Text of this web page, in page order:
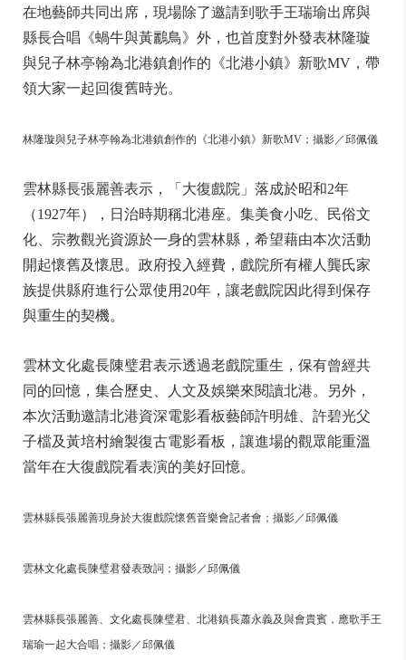
在地藝師共同出席，現場除了邀請到歌手王瑞瑜出席與
縣長合唱《蝸牛與黃鸝鳥》外，也首度對外發表林隆璇
與兒子林亭翰為北港鎮創作的《北港小鎮》新歌MV，帶
領大家一起回復舊時光。
林隆璇與兒子林亭翰為北港鎮創作的《北港小鎮》新歌MV；攝影／邱佩儀
雲林縣長張麗善表示，「大復戲院」落成於昭和2年
（1927年），日治時期稱北港座。集美食小吃、民俗文
化、宗教觀光資源於一身的雲林縣，希望藉由本次活動
開起懷舊及懷思。政府投入經費，戲院所有權人龔氏家
族提供縣府進行公眾使用20年，讓老戲院因此得到保存
與重生的契機。
雲林文化處長陳璧君表示透過老戲院重生，保有曾經共
同的回憶，集合歷史、人文及娛樂來閱讀北港。另外，
本次活動邀請北港資深電影看板藝師許明雄、許碧光父
子檔及黃培村繪製復古電影看板，讓進場的觀眾能重溫
當年在大復戲院看表演的美好回憶。
雲林縣長張麗善現身於大復戲院懷舊音樂會記者會；攝影／邱佩儀
雲林文化處長陳璧君發表致詞；攝影／邱佩儀
雲林縣長張麗善、文化處長陳璧君、北港鎮長蕭永義及與會貴賓，應歌手王
瑞瑜一起大合唱；攝影／邱佩儀